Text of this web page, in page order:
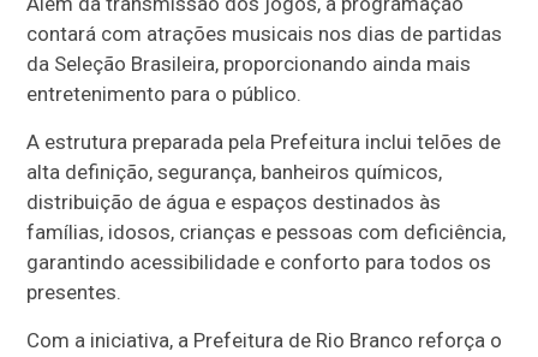
contará com atrações musicais nos dias de partidas
da Seleção Brasileira, proporcionando ainda mais
entretenimento para o público.
A estrutura preparada pela Prefeitura inclui telões de
alta definição, segurança, banheiros químicos,
distribuição de água e espaços destinados às
famílias, idosos, crianças e pessoas com deficiência,
garantindo acessibilidade e conforto para todos os
presentes.
Com a iniciativa, a Prefeitura de Rio Branco reforça o